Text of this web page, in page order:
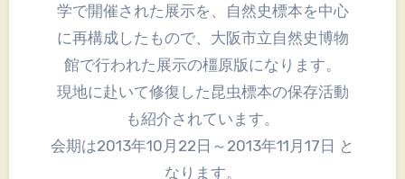
学で開催された展示を、自然史標本を中心
に再構成したもので、大阪市立自然史博物
館で行われた展示の橿原版になります。
現地に赴いて修復した昆虫標本の保存活動
も紹介されています。
会期は2013年10月22日～2013年11月17日 と
なります。